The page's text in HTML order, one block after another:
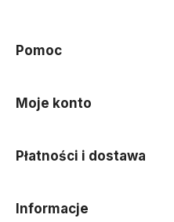
Pomoc
Moje konto
Płatności i dostawa
Informacje